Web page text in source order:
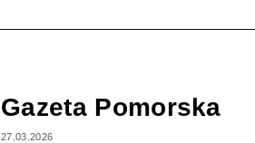
Gazeta Pomorska
27.03.2026